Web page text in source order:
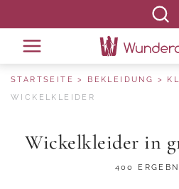
STARTSEITE BEKLEIDUNG
WICKELKLEIDER
Wickelkleider in
400